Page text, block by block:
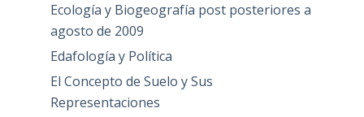
Ecología y Biogeografía post posteriores a
agosto de 2009
Edafología y Política
El Concepto de Suelo y Sus
Representaciones